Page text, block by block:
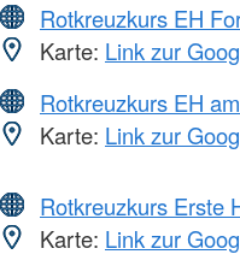
Rotkreuzkurs EH
Karte: Link zur
Rotkreuzkurs EH
Karte: Link zur
Rotkreuzkurs Erste
Karte: Link zur